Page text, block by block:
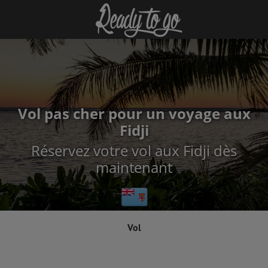
Vol pas cher pour un voyage aux
Fidji
Réservez votre vol aux Fidji dès
maintenant
Vol